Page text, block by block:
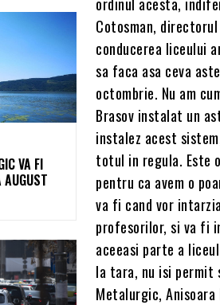
VA FI
AUGUST
Cotosman,
conducerea liceului
sa faca asa ceva
octombrie. Nu am
Brasov instalat un
instalez acest
totul in regula. Este
pentru ca avem o
va fi cand vor
profesorilor, si va fi
aceeasi parte a
la tara, nu isi permit
Metalurgic, Anisoara